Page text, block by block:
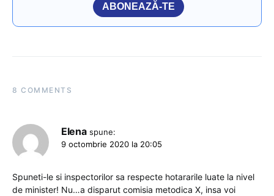
ABONEAZĂ-TE
8 COMMENTS
Elena spune:
9 octombrie 2020 la 20:05
Spuneti-le si inspectorilor sa respecte hotararile luate la nivel
de minister! Nu…a disparut comisia metodica X, insa voi